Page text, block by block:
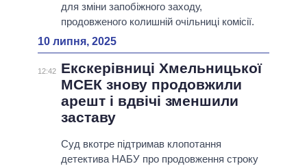
для зміни запобіжного заходу,
продовженого колишній очільниці комісії.
10 липня, 2025
12:42
Екскерівниці Хмельницької
МСЕК знову продовжили
арешт і вдвічі зменшили
заставу
Суд вкотре підтримав клопотання
детектива НАБУ про продовження строку